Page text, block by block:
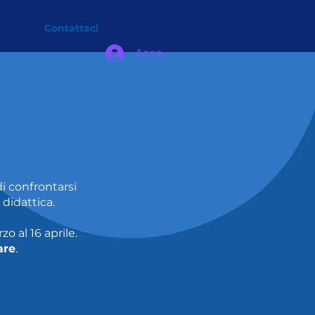
Contattaci
Accedi
confrontarsi
didattica.
al 16 aprile.
.